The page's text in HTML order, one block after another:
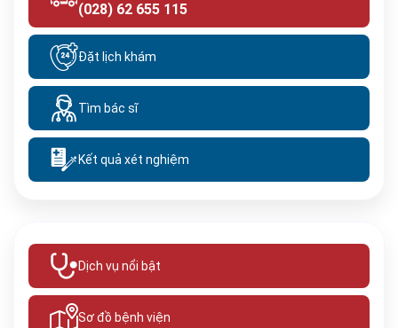
(028) 62 655 115
Đặt lịch khám
Tìm bác sĩ
Kết quả xét nghiệm
Dịch vụ nổi bật
Sơ đồ bệnh viện